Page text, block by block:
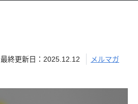
最終更新日：2025.12.12 メルマガ